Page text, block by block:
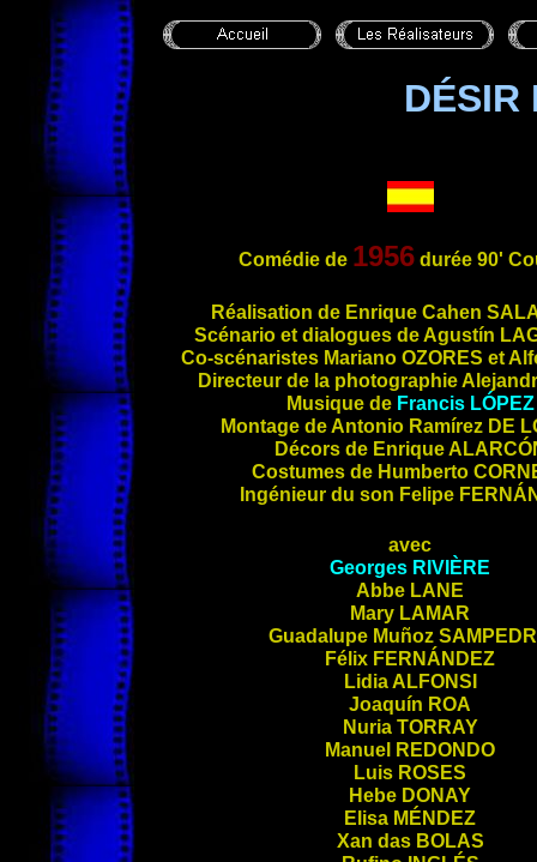
DÉSIR
Comédie de 1956 durée 90'
Réalisation de Enrique Cahen
Scénario et dialogues de Agustín
Co-scénaristes Mariano OZORES et
Directeur de la photographie
Musique de Francis LÓPEZ
Montage de Antonio Ramírez DE
Décors de Enrique
Costumes de Humberto
Ingénieur du son Felipe
avec
Georges RIVIÈRE
Abbe LANE
Mary LAMAR
Guadalupe Muñoz
Félix FERNÁNDEZ
Lidia ALFONSI
Joaquín ROA
Nuria TORRAY
Manuel REDONDO
Luis ROSES
Hebe DONAY
Elisa MÉNDEZ
Xan das BOLAS